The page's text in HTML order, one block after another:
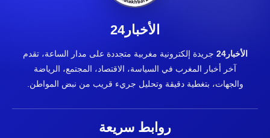
الأخبار24
الأخبار24
جريدة إلكترونية مغربية متجددة على مدار الساعة، تقدم
آخر أخبار المغرب في السياسة، الاقتصاد، المجتمع، الرياضة
والجهات، بتغطية دقيقة وتحليل جريء قريب من نبض المواطن.
روابط سريعة